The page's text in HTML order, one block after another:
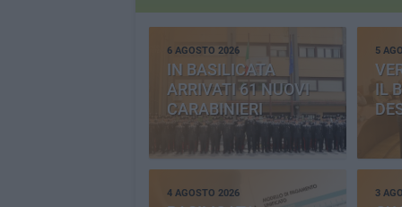
6 AGOSTO 2026
IN BASILICATA
ARRIVATI 61 NUOVI
CARABINIERI
5
IL
4 AGOSTO 2026 3